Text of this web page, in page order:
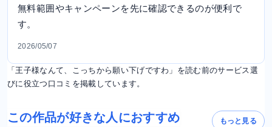
無料範囲やキャンペーンを先に確認できるのが便利で
す。
2026/05/07
「王子様なんて、こっちから願い下げですわ」を読む前のサービス選
びに役立つ口コミを掲載しています。
この作品が好きな人におすすめ もっと見る